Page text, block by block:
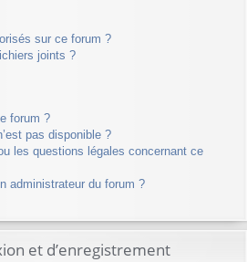
sur ce forum ?
joints ?
forum ?
pas disponible ?
les questions légales concernant ce
administrateur du forum ?
et d’enregistrement